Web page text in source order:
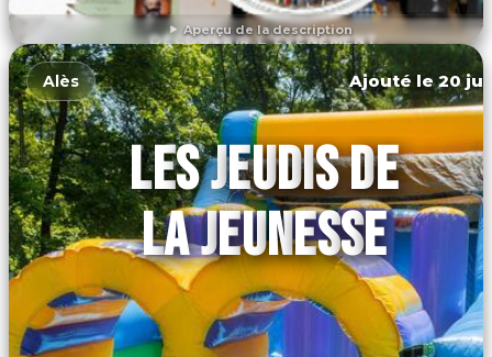
Aperçu de la description
DÉCOUVRIR L'ÉVÉNEMENT
Alès Ajouté le 20
LES JEUDIS DE
LA JEUNESSE